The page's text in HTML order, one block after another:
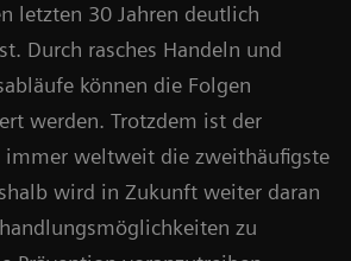
letzten 30 Jahren deutlich
Durch rasches Handeln und
können die Folgen
werden. Trotzdem ist der
immer weltweit die zweithäufigste
wird in Zukunft weiter daran
zu